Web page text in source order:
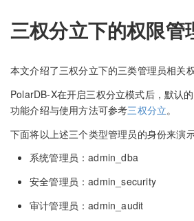
三权分立下的权限管
本文介绍了三权分立下的三类管理员相关权
PolarDB-X在开启三权分立模式后，默认
功能介绍与使用方法可参考三权分立。
下面将以上述三个类型管理员的身份来演
系统管理员：admin_dba
安全管理员：admin_security
审计管理员：admin_audit